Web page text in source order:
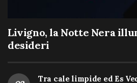
Livigno, la Notte Nera
desideri
Tra cale limpide ed Es